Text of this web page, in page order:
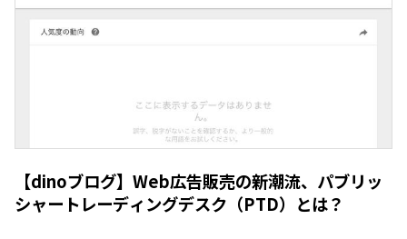
【dinoブログ】Web広告販売の新潮流、パブリッ
シャートレーディングデスク（PTD）とは？